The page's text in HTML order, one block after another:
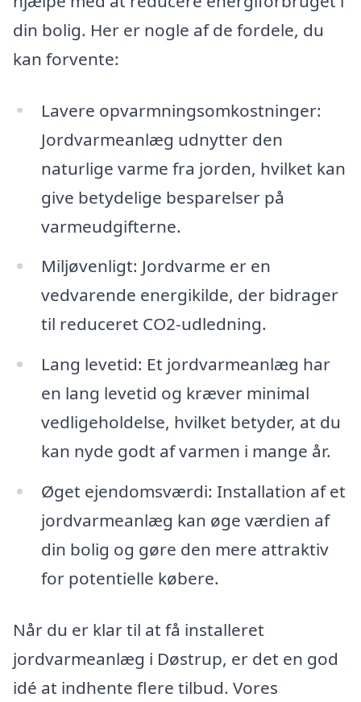
din bolig. Her er nogle af de fordele, du
kan forvente:
Lavere opvarmningsomkostninger:
Jordvarmeanlæg udnytter den
naturlige varme fra jorden, hvilket kan
give betydelige besparelser på
varmeudgifterne.
Miljøvenligt: Jordvarme er en
vedvarende energikilde, der bidrager
til reduceret CO2-udledning.
Lang levetid: Et jordvarmeanlæg har
en lang levetid og kræver minimal
vedligeholdelse, hvilket betyder, at du
kan nyde godt af varmen i mange år.
Øget ejendomsværdi: Installation af et
jordvarmeanlæg kan øge værdien af
din bolig og gøre den mere attraktiv
for potentielle købere.
Når du er klar til at få installeret
jordvarmeanlæg i Døstrup, er det en god
idé at indhente flere tilbud. Vores